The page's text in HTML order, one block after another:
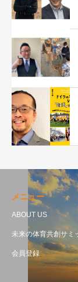
メニュー
ABOUT US
未来の体育共創サミ
会員登録